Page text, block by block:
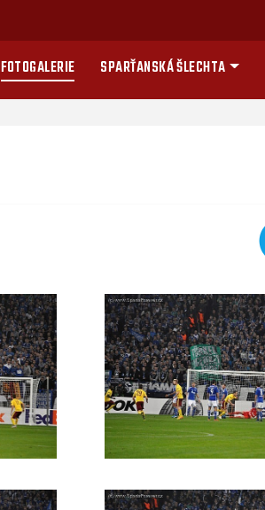
FOTOGALERIE SPARŤANSKÁ ŠLECHTA